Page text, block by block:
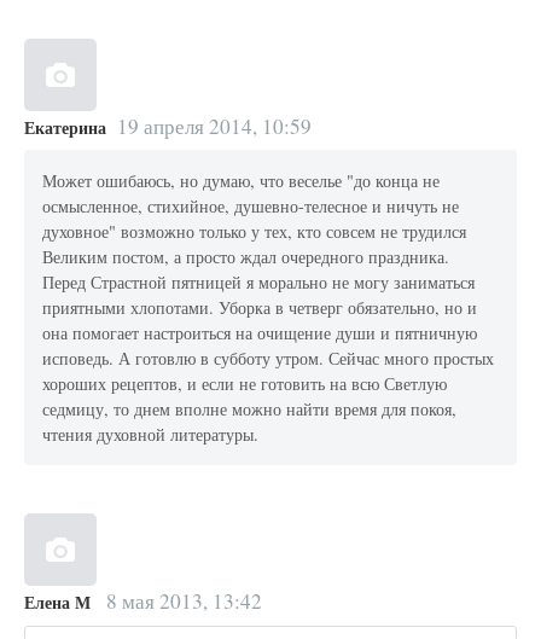
Екатерина 19 апреля 2014, 10:59
Может ошибаюсь, но думаю, что веселье "до конца не
осмысленное, стихийное, душевно-телесное и ничуть не
духовное" возможно только у тех, кто совсем не трудился
Великим постом, а просто ждал очередного праздника.
Перед Страстной пятницей я морально не могу заниматься
приятными хлопотами. Уборка в четверг обязательно, но и
она помогает настроиться на очищение души и пятничную
исповедь. А готовлю в субботу утром. Сейчас много простых
хороших рецептов, и если не готовить на всю Светлую
седмицу, то днем вполне можно найти время для покоя,
чтения духовной литературы.
Елена М 8 мая 2013, 13:42